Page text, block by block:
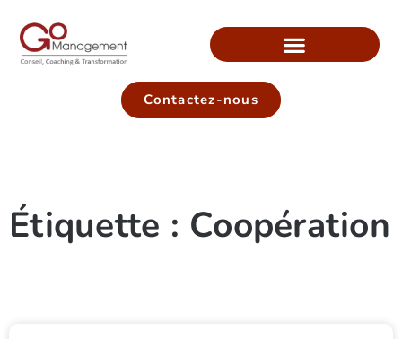
Contactez-nous
Étiquette : Coopération